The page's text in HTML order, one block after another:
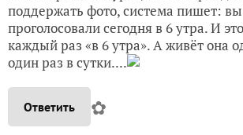
поддержать фото, система пишет:
проголосовали сегодня в 6 утра. И
каждый раз «в 6 утра». А живёт она
один раз в сутки....
Ответить ✿